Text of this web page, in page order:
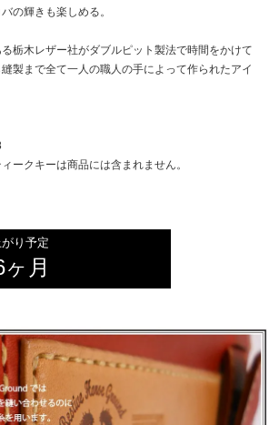
の輝きも楽しめる。
栃木レザー社がダブルピット製法で時間をかけて
製まで全て一人の職人の手によって作られたアイ
ークキーは商品には含まれません。
り予定
月